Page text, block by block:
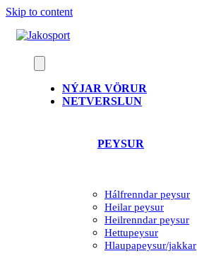
Skip to content
NÝJAR VÖRUR
NETVERSLUN
PEYSUR
Hálfrenndar peysur
Heilar peysur
Heilrenndar peysur
Hettupeysur
Hlaupapeysur/jakkar